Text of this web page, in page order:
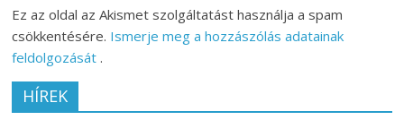
Ez az oldal az Akismet szolgáltatást használja a spam
csökkentésére. Ismerje meg a hozzászólás adatainak
feldolgozását .
HÍREK